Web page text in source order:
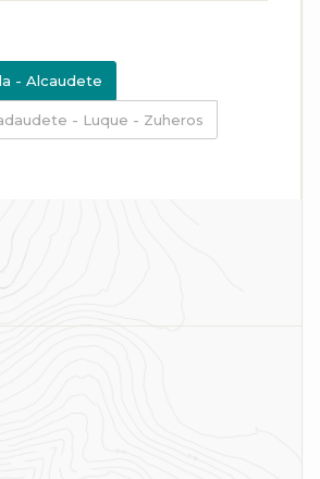
- Alcaudete
- Luque - Zuheros